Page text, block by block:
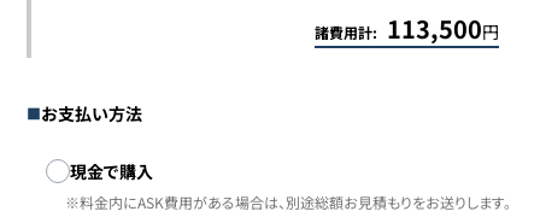
諸費用計: 113,500円
お支払い方法
お支払い方法
現金で購入
※料金内にASK費用がある場合は、別途総額お見積もりをお送りします。